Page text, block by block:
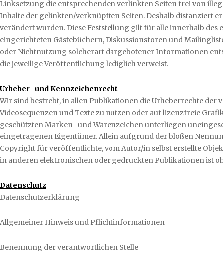
Linksetzung die entsprechenden verlinkten Seiten frei von
Inhalte der gelinkten/verknüpften Seiten. Deshalb distanziert
verändert wurden. Diese Feststellung gilt für alle innerhalb
eingerichteten Gästebüchern, Diskussionsforen und
oder Nichtnutzung solcherart dargebotener Informationen
die jeweilige Veröffentlichung lediglich verweist.
Urheber- und Kennzeichenrecht
Wir sind bestrebt, in allen Publikationen die Urheberrechte der
Videosequenzen und Texte zu nutzen oder auf lizenzfreie
geschützten Marken- und Warenzeichen unterliegen
eingetragenen Eigentümer. Allein aufgrund der bloßen
Copyright für veröffentlichte, vom Autor/in selbst erstellte
in anderen elektronischen oder gedruckten Publikationen ist
Datenschutz
Datenschutzerklärung
Allgemeiner Hinweis und Pflichtinformationen
Benennung der verantwortlichen Stelle